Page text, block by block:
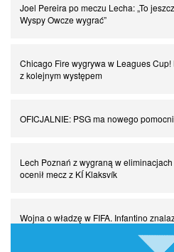
Chłopak z pizzerii. Kim był zmarły Mino
Manchester United. Czy magik z
drużynę?
Puyol i Piqué. Piłkarskie duety, za
Finansowa rewolucja na San Siro. Czy
Joel Pereira po meczu Lecha: „To
Wyspy Owcze wygrać”
Chicago Fire wygrywa w Leagues
z kolejnym występem
OFICJALNIE: PSG ma nowego
Lech Poznań z wygraną w
ocenił mecz z KÍ Klaksvík
Wojna o władzę w FIFA. Infantino